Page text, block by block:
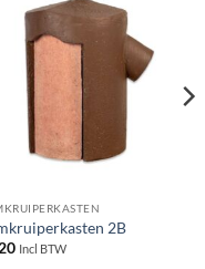
2B
Incl BTW